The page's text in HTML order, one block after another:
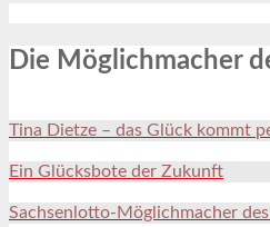
Die Möglichmacher
Tina Dietze – das Glück kommt
Ein Glücksbote der Zukunft
Sachsenlotto-Möglichmacher